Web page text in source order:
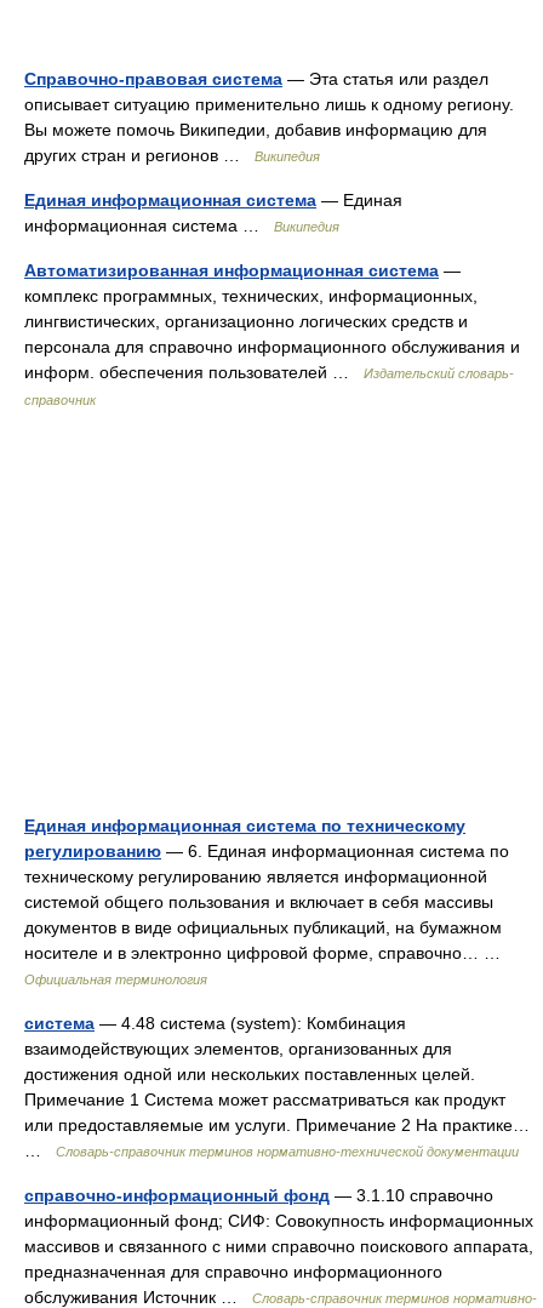
Справочно-правовая система — Эта статья или раздел
описывает ситуацию применительно лишь к одному региону.
Вы можете помочь Википедии, добавив информацию для
других стран и регионов …
Википедия
Единая информационная система — Единая
информационная система …
Википедия
Автоматизированная информационная система —
комплекс программных, технических, информационных,
лингвистических, организационно логических средств и
персонала для справочно информационного обслуживания и
информ. обеспечения пользователей …
Издательский словарь-
справочник
Единая информационная система по техническому
регулированию — 6. Единая информационная система по
техническому регулированию является информационной
системой общего пользования и включает в себя массивы
документов в виде официальных публикаций, на бумажном
носителе и в электронно цифровой форме, справочно… …
Официальная терминология
система — 4.48 система (system): Комбинация
взаимодействующих элементов, организованных для
достижения одной или нескольких поставленных целей.
Примечание 1 Система может рассматриваться как продукт
или предоставляемые им услуги. Примечание 2 На практике…
Словарь-справочник терминов нормативно-технической документации
справочно-информационный фонд — 3.1.10 справочно
информационный фонд; СИФ: Совокупность информационных
массивов и связанного с ними справочно поискового аппарата,
предназначенная для справочно информационного
обслуживания Источник …
Словарь-справочник терминов нормативно-